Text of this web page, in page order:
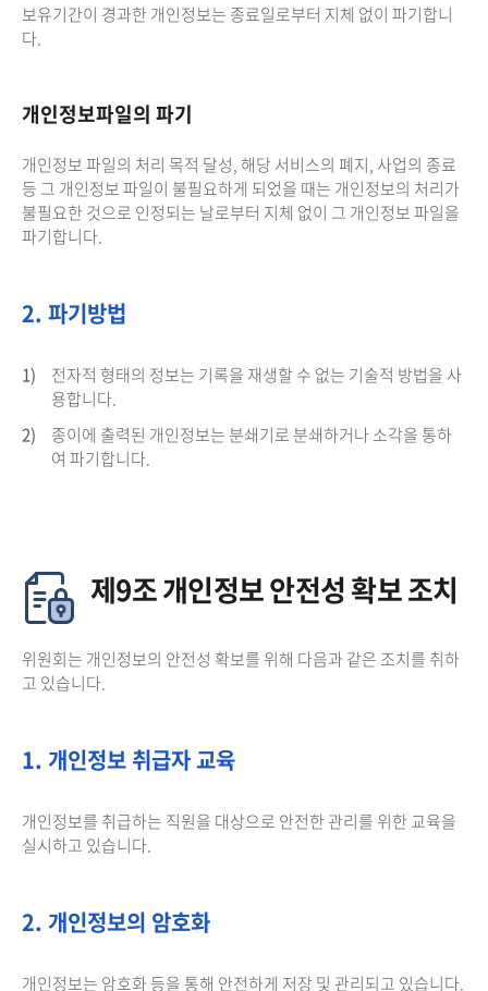
보유기간이 경과한 개인정보는 종료일로부터 지체 없이 파기합니
다.
개인정보파일의 파기
개인정보 파일의 처리 목적 달성, 해당 서비스의 폐지, 사업의 종료
등 그 개인정보 파일이 불필요하게 되었을 때는 개인정보의 처리가
불필요한 것으로 인정되는 날로부터 지체 없이 그 개인정보 파일을
파기합니다.
2. 파기방법
1)
전자적 형태의 정보는 기록을 재생할 수 없는 기술적 방법을 사
용합니다.
2)
종이에 출력된 개인정보는 분쇄기로 분쇄하거나 소각을 통하
여 파기합니다.
제9조 개인정보 안전성 확보 조치
위원회는 개인정보의 안전성 확보를 위해 다음과 같은 조치를 취하
고 있습니다.
1. 개인정보 취급자 교육
개인정보를 취급하는 직원을 대상으로 안전한 관리를 위한 교육을
실시하고 있습니다.
2. 개인정보의 암호화
개인정보는 암호화 등을 통해 안전하게 저장 및 관리되고 있습니다.